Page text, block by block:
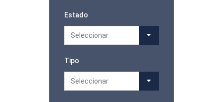
Estado
Seleccionar
Tipo
Seleccionar